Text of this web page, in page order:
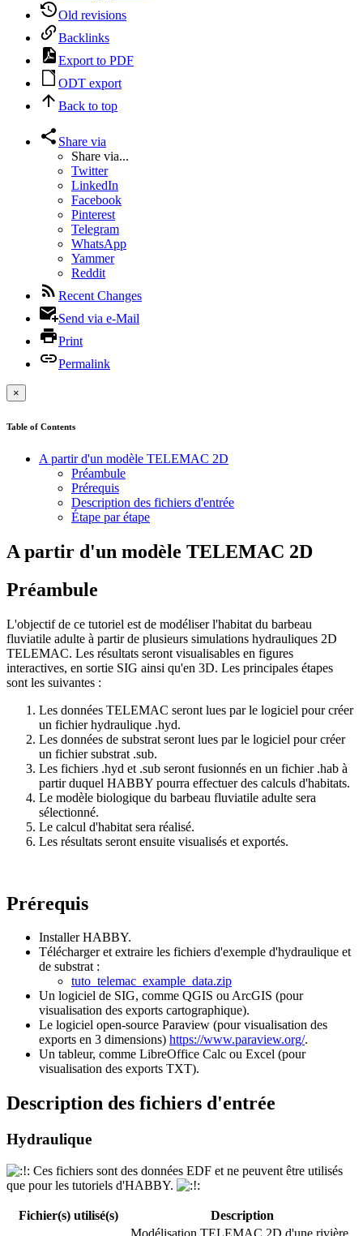
Old revisions
Backlinks
Export to PDF
ODT export
Back to top
Share via
Share via...
Twitter
LinkedIn
Facebook
Pinterest
Telegram
WhatsApp
Yammer
Reddit
Recent Changes
Send via e-Mail
Print
Permalink
×
Table of Contents
A partir d'un modèle TELEMAC 2D
Préambule
Prérequis
Description des fichiers d'entrée
Étape par étape
A partir d'un modèle TELEMAC 2D
Préambule
L'objectif de ce tutoriel est de modéliser l'habitat du barbeau
fluviatile adulte à partir de plusieurs simulations hydrauliques 2D
TELEMAC. Les résultats seront visualisables en figures
interactives, en sortie SIG ainsi qu'en 3D. Les principales étapes
sont les suivantes :
Les données TELEMAC seront lues par le logiciel pour créer
un fichier hydraulique .hyd.
Les données de substrat seront lues par le logiciel pour créer
un fichier substrat .sub.
Les fichiers .hyd et .sub seront fusionnés en un fichier .hab à
partir duquel HABBY pourra effectuer des calculs d'habitats.
Le modèle biologique du barbeau fluviatile adulte sera
sélectionné.
Le calcul d'habitat sera réalisé.
Les résultats seront ensuite visualisés et exportés.
Prérequis
Installer HABBY.
Télécharger et extraire les fichiers d'exemple d'hydraulique et
de substrat :
tuto_telemac_example_data.zip
Un logiciel de SIG, comme QGIS ou ArcGIS (pour
visualisation des exports cartographique).
Le logiciel open-source Paraview (pour visualisation des
exports en 3 dimensions) https://www.paraview.org/.
Un tableur, comme LibreOffice Calc ou Excel (pour
visualisation des exports TXT).
Description des fichiers d'entrée
Hydraulique
Ces fichiers sont des données EDF et ne peuvent être utilisés
que pour les tutoriels d'HABBY.
Fichier(s) utilisé(s)
Description
Modélisation TELEMAC 2D d'une rivière